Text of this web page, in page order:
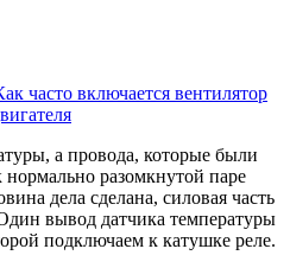
часто включается вентилятор
а провода, которые были
разомкнутой паре
дела сделана, силовая часть
вывод датчика температуры
подключаем к катушке реле.